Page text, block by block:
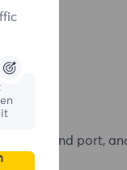
and port,